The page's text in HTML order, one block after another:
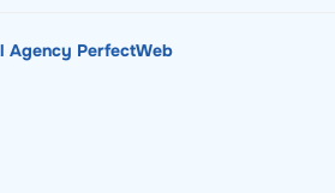
Agency PerfectWeb